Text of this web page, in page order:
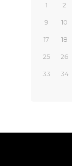
1 2
9 10
17 18
25 26
33 34